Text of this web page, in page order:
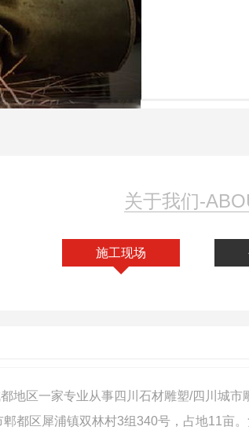
关于我们-
施工现场
地区一家专业从事四川石材雕塑/四川城
都区犀浦镇双林村3组340号，占地11亩